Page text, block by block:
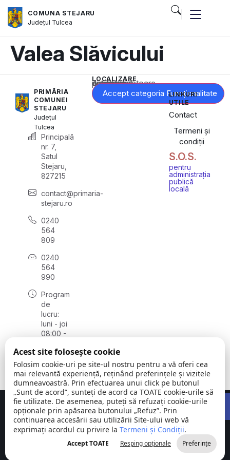
COMUNA STEJARU
Județul Tulcea
Valea Slăvicului
PRIMĂRIA
COMUNEI
STEJARU
Județul
Tulcea
Principală
nr. 7,
Satul
Stejaru,
827215
contact@primaria-
stejaru.ro
0240
564
809
0240
564
990
Program
de
lucru:
luni - joi
08:00 -
vineri
08:00 -
14:00
LOCALIZARE
Acest conținut este blocat până când acceptați categoria corespunzătoare de cookie-uri.
Accept categoria Funcționalitate
LINKURI
UTILE
Contact
Termeni și
condiții
S.O.S.
pentru
administrația
publică
locală
Comuna
Stejaru |
județul Tulcea
©
2026
Toate
drepturile
rezervate
Concept realizat deBig Media Relații Publice SRL
Acest site folosește cookie
Folosim cookie-uri pe site-ul nostru pentru a vă oferi cea
mai relevantă experiență, reținând preferințele și vizitele
dumneavoastră. Prin efectuarea unui click pe butonul
„Sunt de acord”, sunteți de acord ca TOATE cookie-urile să
fie utilizate. De asemenea, puteți să refuzați cookie-urile
opționale prin apăsarea butonului „Refuz”. Prin
continuarea accesării sau utilizării Site-ului web vă
exprimați acordul cu privire la Termeni și Condiții.
Accept TOATE Resping opționale Preferințe